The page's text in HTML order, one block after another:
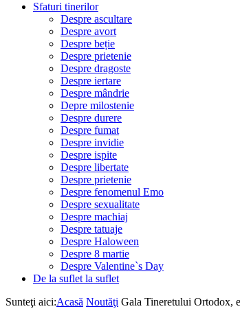
Sfaturi tinerilor
Despre ascultare
Despre avort
Despre beție
Despre prietenie
Despre dragoste
Despre iertare
Despre mândrie
Depre milostenie
Despre durere
Despre fumat
Despre invidie
Despre ispite
Despre libertate
Despre prietenie
Despre fenomenul Emo
Despre sexualitate
Despre machiaj
Despre tatuaje
Despre Haloween
Despre 8 martie
Despre Valentine`s Day
De la suflet la suflet
Sunteţi aici:Acasă Noutăţi Gala Tineretului Ortodox,